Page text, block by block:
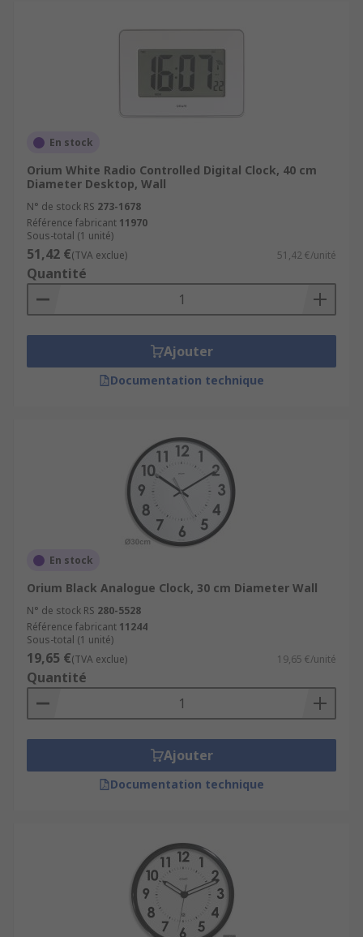
En stock
Orium White Radio Controlled Digital Clock, 40 cm
Diameter Desktop, Wall
N° de stock RS 273-1678
Référence fabricant 11970
Sous-total (1 unité)
51,42 €(TVA exclue) 51,42 €/unité
Quantité
Ajouter
Documentation technique
En stock
Orium Black Analogue Clock, 30 cm Diameter Wall
N° de stock RS 280-5528
Référence fabricant 11244
Sous-total (1 unité)
19,65 €(TVA exclue) 19,65 €/unité
Quantité
Ajouter
Documentation technique